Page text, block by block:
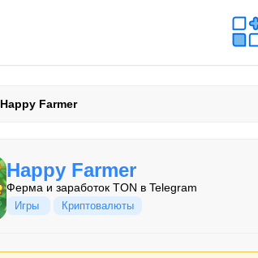
Happy Farmer
Happy Farmer
Ферма и заработок TON в Telegram
Игры Криптовалюты